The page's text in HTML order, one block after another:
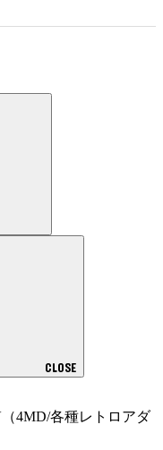
CLOSE
4MD/各種レトロアダ